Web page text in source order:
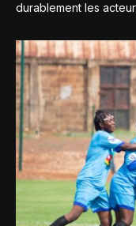
durablement les